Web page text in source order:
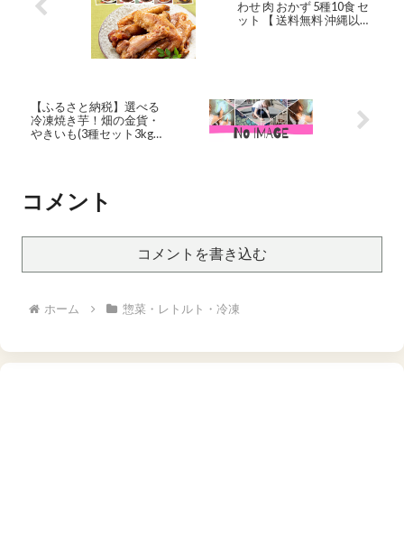
わせ 肉 おかず 5種10食 セ
ット 【 送料無料 沖縄以
2023 内祝い ギフト
【ふるさと納税】選べる
冷凍焼き芋！畑の金貨・
やきいも(3種セット3kg・
【甘いも販売所】
コメント
コメントを書き込む
ホーム 惣菜・レトルト・冷凍